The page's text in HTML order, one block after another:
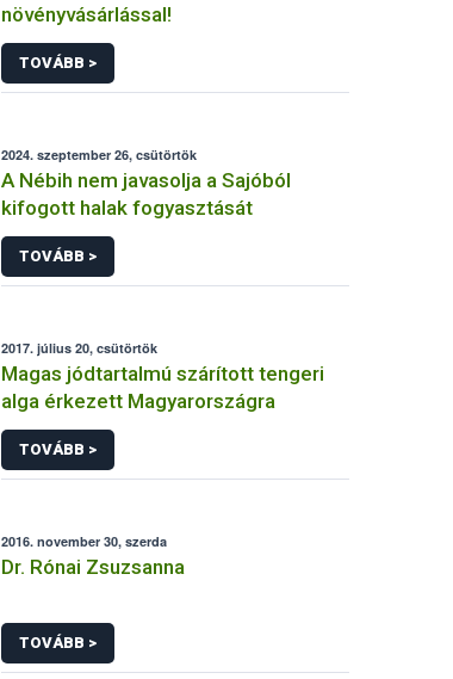
növényvásárlással!
TOVÁBB >
2024. szeptember 26, csütörtök
A Nébih nem javasolja a Sajóból
kifogott halak fogyasztását
TOVÁBB >
2017. július 20, csütörtök
Magas jódtartalmú szárított tengeri
alga érkezett Magyarországra
TOVÁBB >
2016. november 30, szerda
Dr. Rónai Zsuzsanna
TOVÁBB >